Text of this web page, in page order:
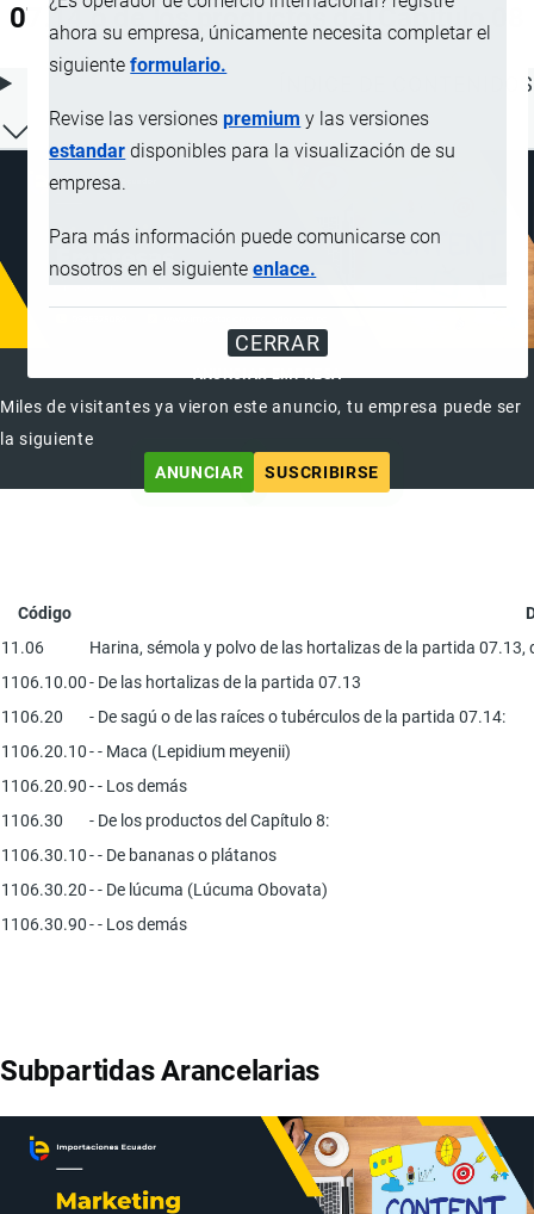
ahora su empresa, únicamente necesita completar el
siguienteformulario.
Revise las versionespremium y las versiones
estandar disponibles para la visualización de su
empresa.
Para más información puede comunicarse con
nosotros en el siguienteenlace.
CERRAR
07.14 o de los productos del Capítulo 08
ÍNDICE DE CONTENIDOS
ANUNCIAR EMPRESA
Miles de visitantes ya vieron este anuncio, tu empresa puede ser
la siguiente
ANUNCIAR
SUSCRIBIRSE
Código
11.06
Harina, sémola y polvo de las hortalizas de la partida
1106.10.00- De las hortalizas de la partida 07.13
1106.20
- De sagú o de las raíces o tubérculos de la partida 07.14:
1106.20.10- - Maca (Lepidium meyenii)
1106.20.90- - Los demás
1106.30
- De los productos del Capítulo 8:
1106.30.10- - De bananas o plátanos
1106.30.20- - De lúcuma (Lúcuma Obovata)
1106.30.90- - Los demás
Subpartidas Arancelarias